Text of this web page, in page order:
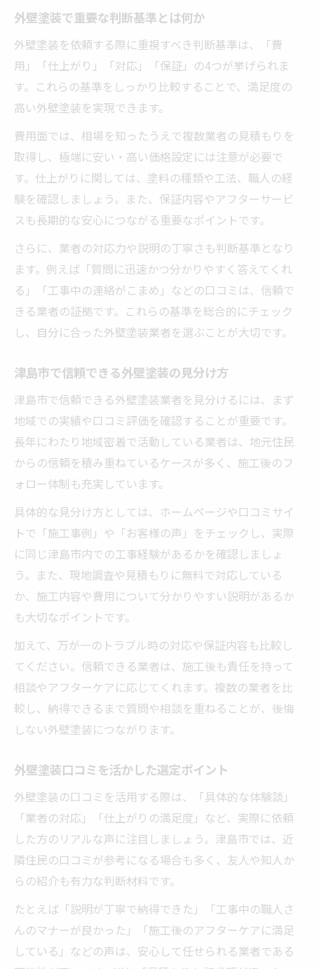
外壁塗装で重要な判断基準とは何か
外壁塗装を依頼する際に重視すべき判断基準は、「費
用」「仕上がり」「対応」「保証」の4つが挙げられま
す。これらの基準をしっかり比較することで、満足度の
高い外壁塗装を実現できます。
費用面では、相場を知ったうえで複数業者の見積もりを
取得し、極端に安い・高い価格設定には注意が必要で
す。仕上がりに関しては、塗料の種類や工法、職人の経
験を確認しましょう。また、保証内容やアフターサービ
スも長期的な安心につながる重要なポイントです。
さらに、業者の対応力や説明の丁寧さも判断基準となり
ます。例えば「質問に迅速かつ分かりやすく答えてくれ
る」「工事中の連絡がこまめ」などの口コミは、信頼で
きる業者の証拠です。これらの基準を総合的にチェック
し、自分に合った外壁塗装業者を選ぶことが大切です。
津島市で信頼できる外壁塗装の見分け方
津島市で信頼できる外壁塗装業者を見分けるには、まず
地域での実績や口コミ評価を確認することが重要です。
長年にわたり地域密着で活動している業者は、地元住民
からの信頼を積み重ねているケースが多く、施工後のフ
ォロー体制も充実しています。
具体的な見分け方としては、ホームページや口コミサイ
トで「施工事例」や「お客様の声」をチェックし、実際
に同じ津島市内での工事経験があるかを確認しましょ
う。また、現地調査や見積もりに無料で対応している
か、施工内容や費用について分かりやすい説明があるか
も大切なポイントです。
加えて、万が一のトラブル時の対応や保証内容も比較し
てください。信頼できる業者は、施工後も責任を持って
相談やアフターケアに応じてくれます。複数の業者を比
較し、納得できるまで質問や相談を重ねることが、後悔
しない外壁塗装につながります。
外壁塗装口コミを活かした選定ポイント
外壁塗装の口コミを活用する際は、「具体的な体験談」
「業者の対応」「仕上がりの満足度」など、実際に依頼
した方のリアルな声に注目しましょう。津島市では、近
隣住民の口コミが参考になる場合も多く、友人や知人か
らの紹介も有力な判断材料です。
たとえば「説明が丁寧で納得できた」「工事中の職人さ
んのマナーが良かった」「施工後のアフターケアに満足
している」などの声は、安心して任せられる業者である